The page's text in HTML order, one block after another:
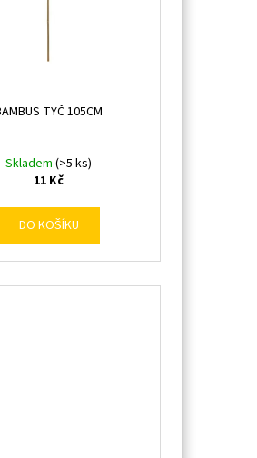
TYČ 105CM
Skladem(>5 ks)
11 Kč
DO KOŠÍKU